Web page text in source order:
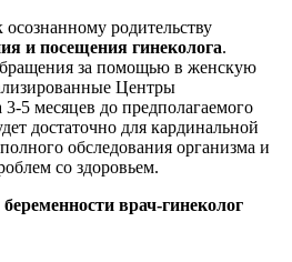
родительству
и посещения гинеколога.
за помощью в женскую
Центры
5 месяцев до предполагаемого
достаточно для кардинальной
обследования организма и
со здоровьем.
врач-гинеколог